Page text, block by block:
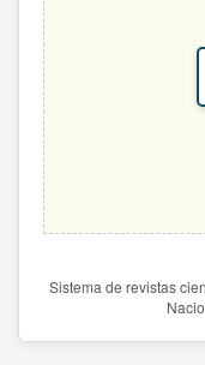
Sistema de revistas